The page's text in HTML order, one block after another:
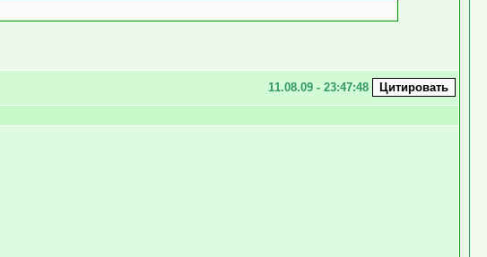
11.08.09 - 23:47:48